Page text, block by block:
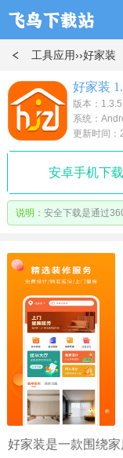
工具应用››好家装
好家装
版本：1.3.5
系统：
更新时间
安卓手机下载
说明： 安全下载是通过
好家装是一款围绕